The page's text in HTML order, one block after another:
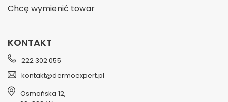
Chcę wymienić towar
KONTAKT
222 302 055
kontakt@dermoexpert.pl
Osmańska 12,